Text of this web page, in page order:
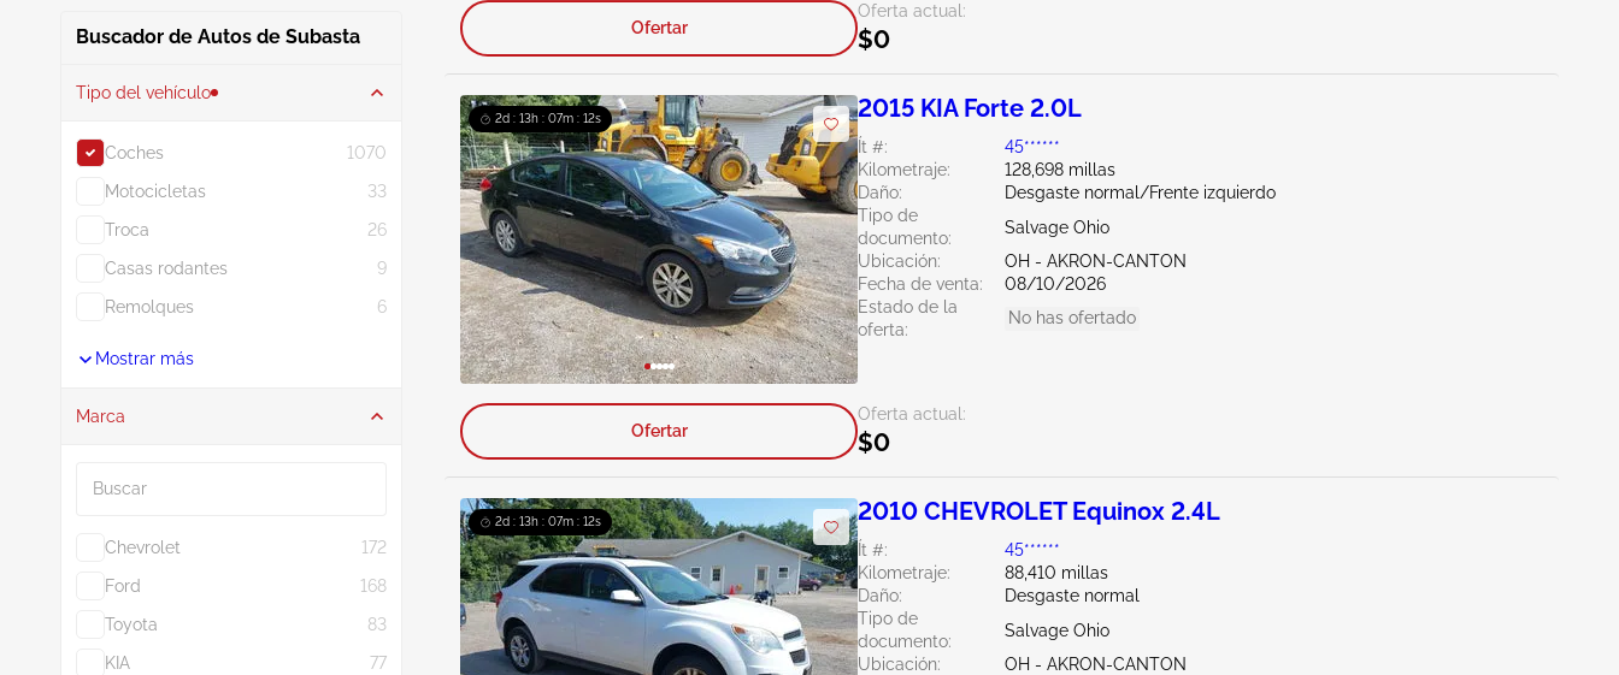
Buscador de Autos de Subasta
Tipo del vehículo
Coches
1070
Motocicletas
33
Troca
26
Casas rodantes
9
Remolques
6
Mostrar más
Marca
Chevrolet
172
Ford
168
Toyota
83
KIA
77
Oferta actual:
$0
Ofertar
2d : 13h : 07m : 11s 2015 KIA Forte 2.0L
Ít #:
45******
Kilometraje:
128,698 millas
Daño:
Desgaste normal/Frente izquierdo
Tipo de
documento:
Salvage Ohio
Ubicación:
OH - AKRON-CANTON
Fecha de venta:
08/10/2026
Estado de la
oferta:
No has ofertado
Oferta actual:
$0
Ofertar
2d : 13h : 07m : 11s 2010 CHEVROLET Equinox 2.4L
Ít #:
45******
Kilometraje:
88,410 millas
Daño:
Desgaste normal
Tipo de
documento:
Salvage Ohio
Ubicación:
OH - AKRON-CANTON